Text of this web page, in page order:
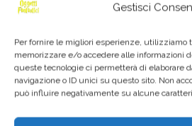
Gestisci
Per fornire le migliori esperienze, utilizziamo
memorizzare e/o accedere alle informazioni
queste tecnologie ci permetterà di elaborare
navigazione o ID unici su questo sito. Non
può influire negativamente su alcune